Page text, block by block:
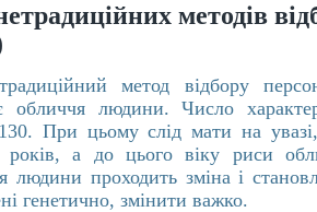
методів
метод відбору
обличчя людини. Число
При цьому слід мати на
а до цього віку риси
людини проходить зміна і
генетично, змінити важко.